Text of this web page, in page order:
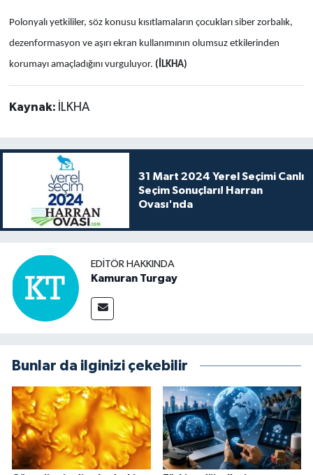
Polonyalı yetkililer, söz konusu kısıtlamaların çocukları siber zorbalık,
dezenformasyon ve aşırı ekran kullanımının olumsuz etkilerinden
korumayı amaçladığını vurguluyor. (İLKHA)
Kaynak: İLKHA
31 Mart 2024 Yerel Seçimi Canlı
Seçim Sonuçları! Harran
Ovası'nda
EDITÖR HAKKINDA
Kamuran Turgay
Bunlar da ilginizi çekebilir